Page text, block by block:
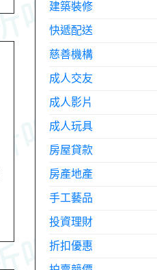
建築裝修
快遞配送
慈善機構
成人交友
成人影片
成人玩具
房屋貸款
房產地產
手工藝品
投資理財
折扣優惠